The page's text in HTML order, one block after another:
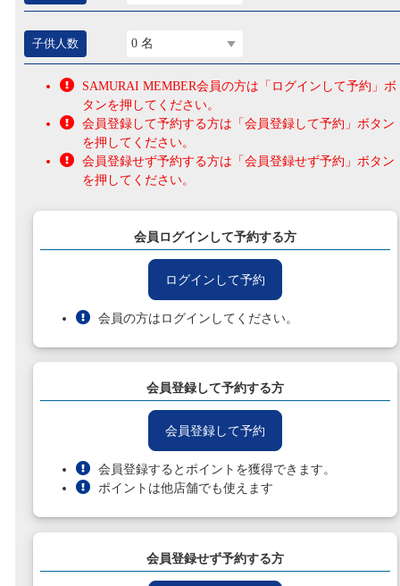
子供人数 0 名
SAMURAI MEMBER会員の方は「ログインして予約」ボ
タンを押してください。
会員登録して予約する方は「会員登録して予約」ボタン
を押してください。
会員登録せず予約する方は「会員登録せず予約」ボタン
を押してください。
会員ログインして予約する方
ログインして予約
会員の方はログインしてください。
会員登録して予約する方
会員登録して予約
会員登録するとポイントを獲得できます。
ポイントは他店舗でも使えます
会員登録せず予約する方